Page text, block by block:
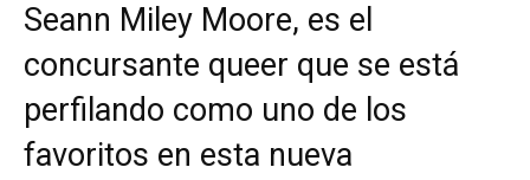
Seann Miley Moore, es el
concursante queer que se está
perfilando como uno de los
favoritos en esta nueva